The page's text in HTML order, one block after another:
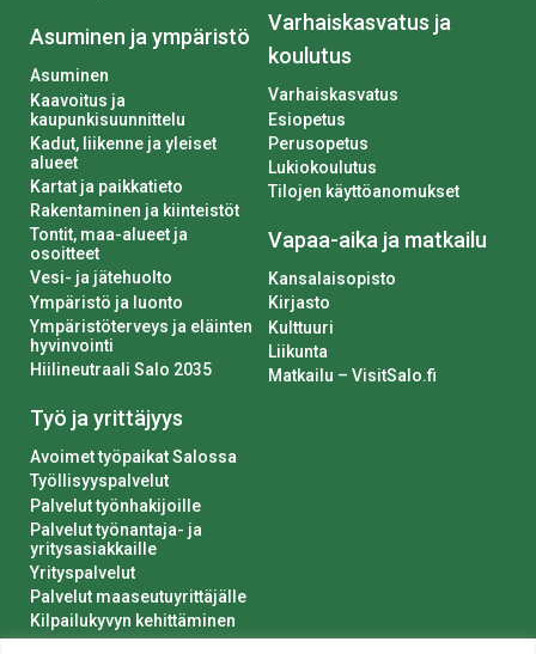
Asuminen ja ympäristö
Asuminen
Kaavoitus ja
kaupunkisuunnittelu
Kadut, liikenne ja yleiset
alueet
Kartat ja paikkatieto
Rakentaminen ja kiinteistöt
Tontit, maa-alueet ja
osoitteet
Vesi- ja jätehuolto
Ympäristö ja luonto
Ympäristöterveys ja eläinten
hyvinvointi
Hiilineutraali Salo 2035
Työ ja yrittäjyys
Avoimet työpaikat Salossa
Työllisyyspalvelut
Palvelut työnhakijoille
Palvelut työnantaja- ja
yritysasiakkaille
Yrityspalvelut
Palvelut maaseutuyrittäjälle
Kilpailukyvyn kehittäminen
Luvat ja ilmoitukset
Varhaiskasvatus ja
koulutus
Varhaiskasvatus
Esiopetus
Perusopetus
Lukiokoulutus
Tilojen käyttöanomukset
Vapaa-aika ja matkailu
Kansalaisopisto
Kirjasto
Kulttuuri
Liikunta
Matkailu – VisitSalo.fi